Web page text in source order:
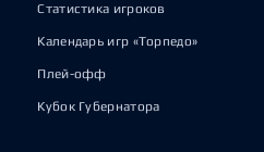
Статистика игроков
Календарь игр «Торпедо»
Плей-офф
Кубок Губернатора